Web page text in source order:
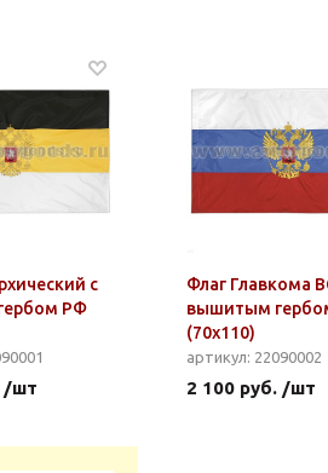
с
РФ
/шт
Флаг Главкома
вышитым
(70x110)
артикул: 22090002
2 100 руб. /шт